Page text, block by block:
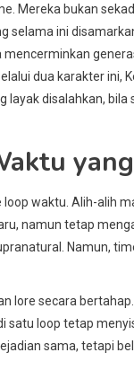
Mereka bukan
selama ini
dua karakter ini,
disalahkan, bila
waktu. Alih-alih
namun tetap
Namun,
lore secara
loop tetap
sama, tetapi